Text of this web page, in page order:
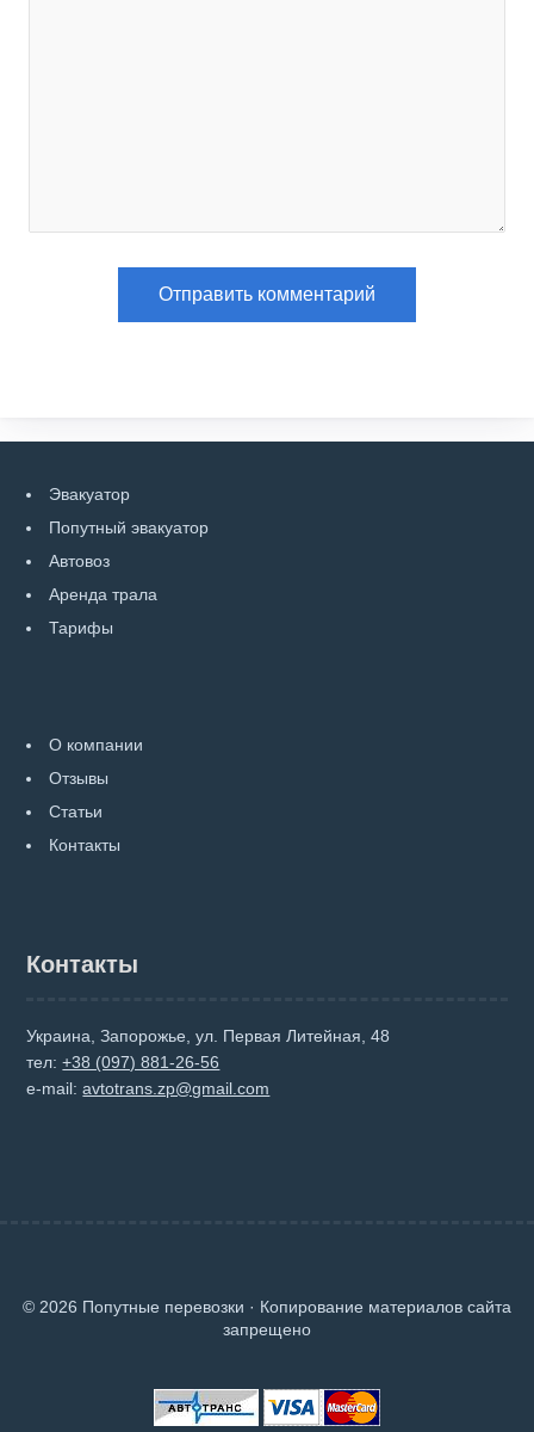
Эвакуатор
Попутный эвакуатор
Автовоз
Аренда трала
Тарифы
О компании
Отзывы
Статьи
Контакты
Контакты
Украина, Запорожье, ул. Первая Литейная, 48
тел:+38 (097) 881-26-56
e-mail:avtotrans.zp@gmail.com
© 2026 Попутные перевозки · Копирование материалов сайта
запрещено